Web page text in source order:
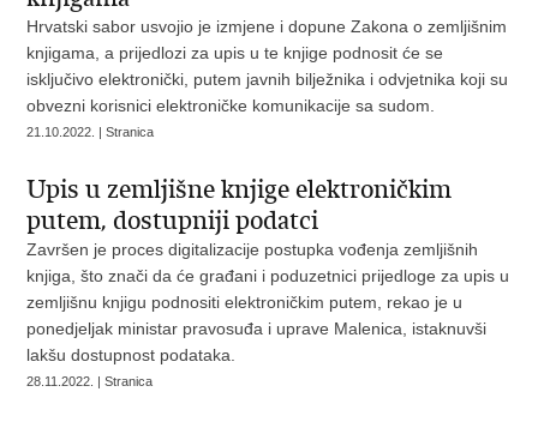
Hrvatski sabor usvojio je izmjene i dopune Zakona o zemljišnim
knjigama, a prijedlozi za upis u te knjige podnosit će se
isključivo elektronički, putem javnih bilježnika i odvjetnika koji su
obvezni korisnici elektroničke komunikacije sa sudom.
21.10.2022. | Stranica
Upis u zemljišne knjige elektroničkim
putem, dostupniji podatci
Završen je proces digitalizacije postupka vođenja zemljišnih
knjiga, što znači da će građani i poduzetnici prijedloge za upis u
zemljišnu knjigu podnositi elektroničkim putem, rekao je u
ponedjeljak ministar pravosuđa i uprave Malenica, istaknuvši
lakšu dostupnost podataka.
28.11.2022. | Stranica